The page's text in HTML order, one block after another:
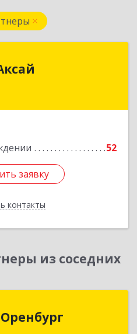
52
заявку
контакты
Франчайзи. Аксай
заявку
из соседних
Бит, Оренбург